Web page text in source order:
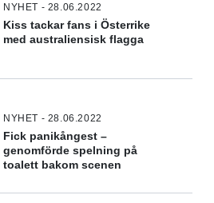
NYHET - 28.06.2022
Kiss tackar fans i Österrike
med australiensisk flagga
NYHET - 28.06.2022
Fick panikångest –
genomförde spelning på
toalett bakom scenen